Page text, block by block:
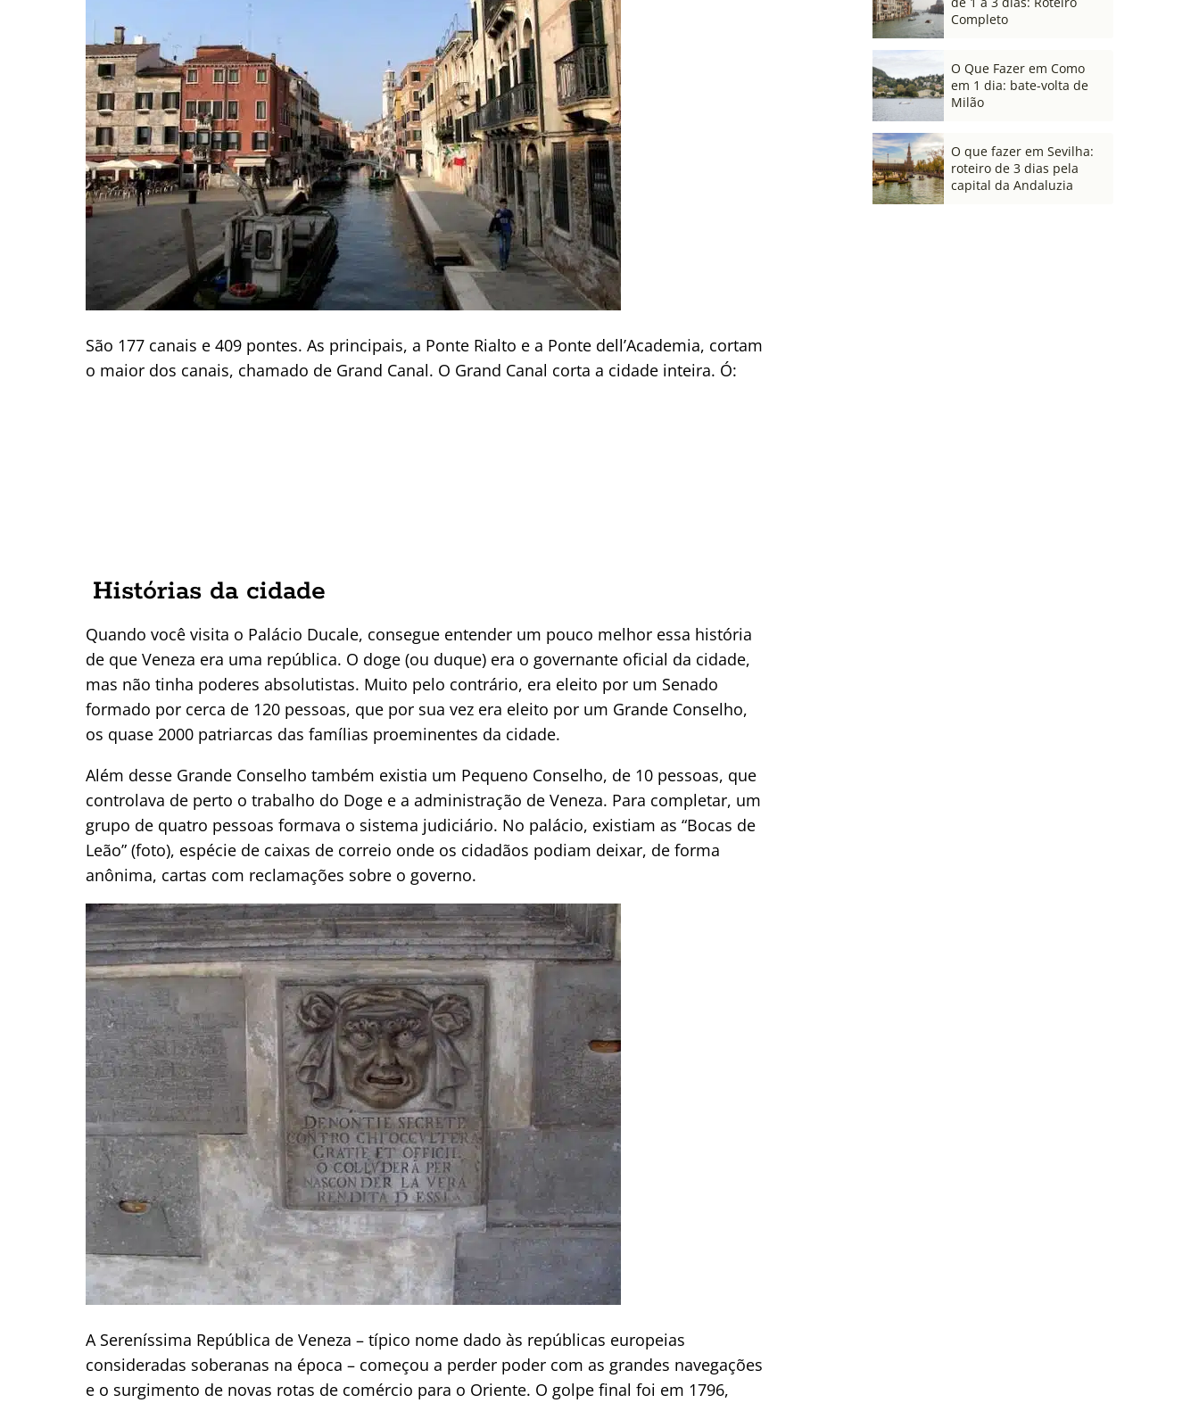
São 177 canais e 409 pontes. As principais, a Ponte Rialto e a Ponte dell’Academia, cortam
o maior dos canais, chamado de Grand Canal. O Grand Canal corta a cidade inteira. Ó:
Histórias da cidade
Quando você visita o Palácio Ducale, consegue entender um pouco melhor essa história
de que Veneza era uma república. O doge (ou duque) era o governante oficial da cidade,
mas não tinha poderes absolutistas. Muito pelo contrário, era eleito por um Senado
formado por cerca de 120 pessoas, que por sua vez era eleito por um Grande Conselho,
os quase 2000 patriarcas das famílias proeminentes da cidade.
Além desse Grande Conselho também existia um Pequeno Conselho, de 10 pessoas, que
controlava de perto o trabalho do Doge e a administração de Veneza. Para completar, um
grupo de quatro pessoas formava o sistema judiciário. No palácio, existiam as “Bocas de
Leão” (foto), espécie de caixas de correio onde os cidadãos podiam deixar, de forma
anônima, cartas com reclamações sobre o governo.
A Sereníssima República de Veneza – típico nome dado às repúblicas europeias
consideradas soberanas na época – começou a perder poder com as grandes navegações
e o surgimento de novas rotas de comércio para o Oriente. O golpe final foi em 1796,
Completo
O Que Fazer em Como
em 1 dia: bate-volta de
Milão
O que fazer em Sevilha:
roteiro de 3 dias pela
capital da Andaluzia